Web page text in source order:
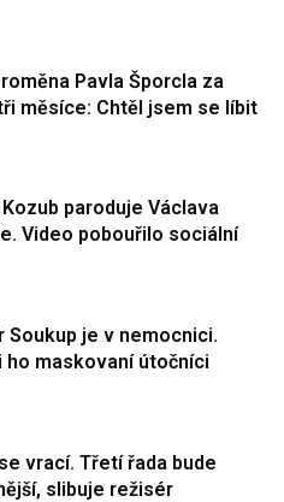
Pavla Šporcla za
měsíce: Chtěl jsem se líbit
paroduje Václava
Video pobouřilo sociální
Soukup je v nemocnici.
ho maskovaní útočníci
vrací. Třetí řada bude
slibuje režisér